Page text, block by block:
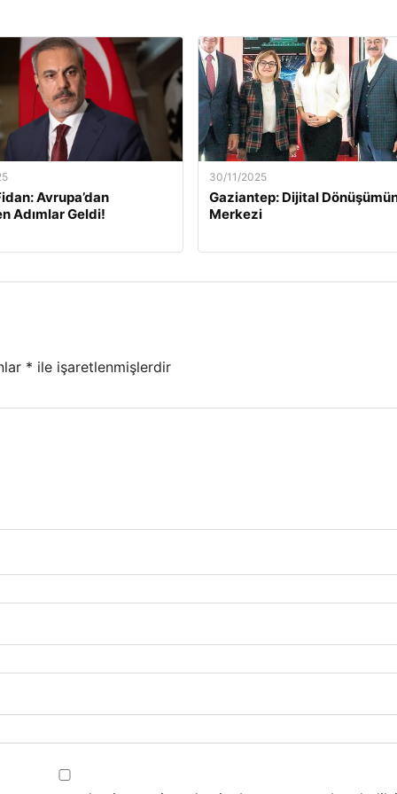
Avrupa’dan
Adımlar Geldi!
30/11/2025
Gaziantep: Dijital
Merkezi
* ile işaretlenmişlerdir